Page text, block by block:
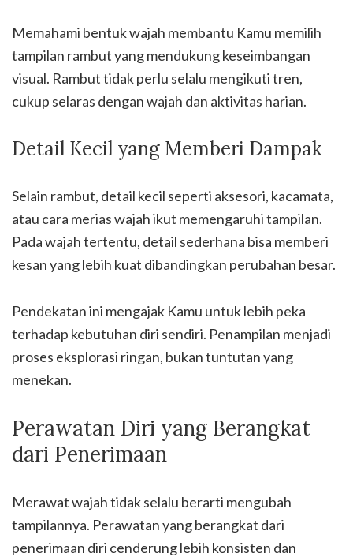
Memahami bentuk wajah membantu Kamu memilih
tampilan rambut yang mendukung keseimbangan
visual. Rambut tidak perlu selalu mengikuti tren,
cukup selaras dengan wajah dan aktivitas harian.
Detail Kecil yang Memberi Dampak
Selain rambut, detail kecil seperti aksesori, kacamata,
atau cara merias wajah ikut memengaruhi tampilan.
Pada wajah tertentu, detail sederhana bisa memberi
kesan yang lebih kuat dibandingkan perubahan besar.
Pendekatan ini mengajak Kamu untuk lebih peka
terhadap kebutuhan diri sendiri. Penampilan menjadi
proses eksplorasi ringan, bukan tuntutan yang
menekan.
Perawatan Diri yang Berangkat
dari Penerimaan
Merawat wajah tidak selalu berarti mengubah
tampilannya. Perawatan yang berangkat dari
penerimaan diri cenderung lebih konsisten dan